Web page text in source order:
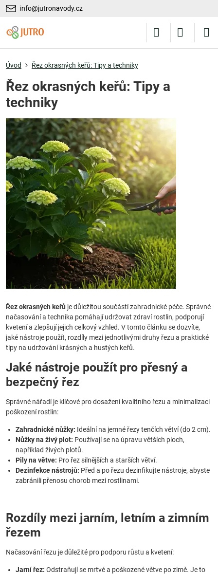
info@jutronavody.cz
Úvod Řez okrasných keřů: Tipy a techniky
Řez okrasných keřů: Tipy a
techniky
Řez okrasných keřů je důležitou součástí zahradnické péče. Správné
načasování a technika pomáhají udržovat zdraví rostlin, podporují
kvetení a zlepšují jejich celkový vzhled. V tomto článku se dozvíte,
jaké nástroje použít, rozdíly mezi jednotlivými druhy řezu a praktické
tipy na udržování krásných a hustých keřů.
Jaké nástroje použít pro přesný a
bezpečný řez
Správné nářadí je klíčové pro dosažení kvalitního řezu a minimalizaci
poškození rostlin:
Zahradnické nůžky: Ideální na jemné řezy tenčích větví (do 2 cm).
Nůžky na živý plot: Používají se na úpravu větších ploch,
například živých plotů.
Pily na větve: Pro řez silnějších a starších větví.
Dezinfekce nástrojů: Před a po řezu dezinfikujte nástroje, abyste
zabránili přenosu chorob mezi rostlinami.
Rozdíly mezi jarním, letním a zimním
řezem
Načasování řezu je důležité pro podporu růstu a kvetení:
Jarní řez: Odstraňují se mrtvé a poškozené větve po zimě. Je to